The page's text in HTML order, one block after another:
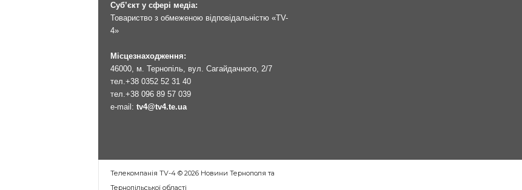
Суб’єкт у сфері медіа:
Товариство з обмеженою відповідальністю «TV-
4»
Місцезнаходження:
46000, м. Тернопіль, вул. Сагайдачного, 2/7
тел.+38 0352 52 31 40
тел.+38 096 89 57 039
e-mail: tv4@tv4.te.ua
Телекомпанія TV-4 © 2026 Новини Тернополя та
Тернопільської області